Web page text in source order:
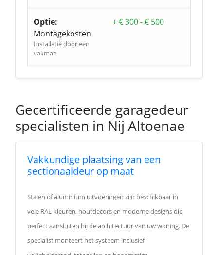
Optie:
Montagekosten
Installatie door een
vakman
+ € 300 - € 500
Gecertificeerde garagedeur
specialisten in Nij Altoenae
Vakkundige plaatsing van een
sectionaaldeur op maat
Stalen of aluminium uitvoeringen zijn beschikbaar in
vele RAL-kleuren, houtdecors en moderne designs die
perfect aansluiten bij de architectuur van uw woning. De
specialist monteert het systeem inclusief